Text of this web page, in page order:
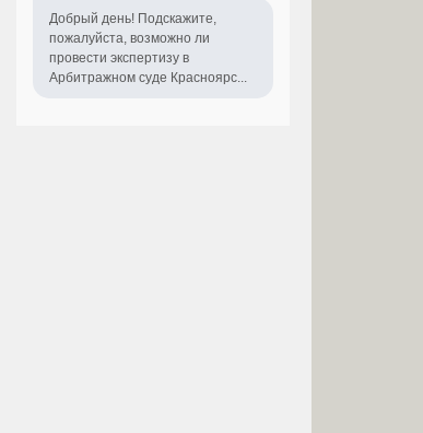
Добрый день! Подскажите,
пожалуйста, возможно ли
провести экспертизу в
Арбитражном суде Красноярс...